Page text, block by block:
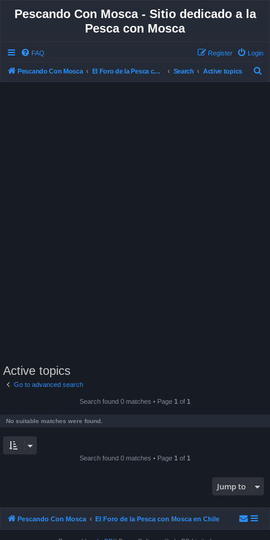
Pescando Con Mosca - Sitio dedicado a la
Pesca con Mosca
FAQ Login
Register
Pescando Con Mosca El Foro de la Pesca con Mosca en Chile Search Active topics
Active topics
Go to advanced search
Search found 0 matches • Page 1 of 1
No suitable matches were found.
Search found 0 matches • Page 1 of 1
Jump to
Pescando Con Mosca El Foro de la Pesca con Mosca en Chile